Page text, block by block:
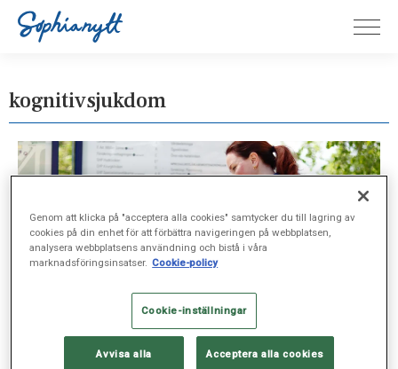
kognitivsjukdom
Genom att klicka på "acceptera alla cookies" samtycker du till lagring av
cookies på din enhet för att förbättra navigeringen på webbplatsen,
analysera webbplatsens användning och bistå i våra
marknadsföringsinsatser. Cookie-policy
Cookie-inställningar
Avvisa alla Acceptera alla cookies